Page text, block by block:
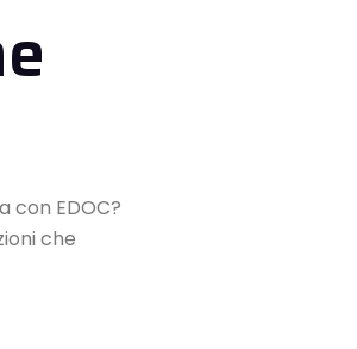
con EDOC?
che